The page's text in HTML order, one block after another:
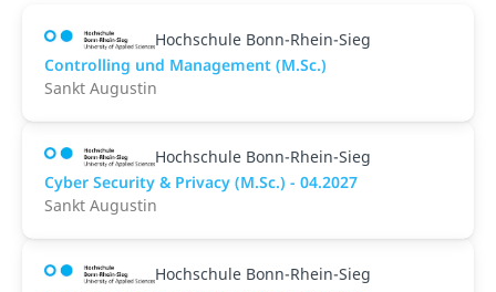
Hochschule Bonn-Rhein-Sieg
Controlling und Management (M.Sc.)
Sankt Augustin
Hochschule Bonn-Rhein-Sieg
Cyber Security & Privacy (M.Sc.) - 04.2027
Sankt Augustin
Hochschule Bonn-Rhein-Sieg